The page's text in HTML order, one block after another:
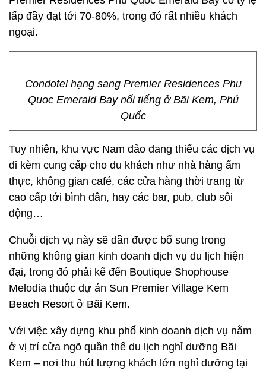
lấp đầy đạt tới 70-80%, trong đó rất nhiều khách
ngoại.
Condotel hạng sang Premier Residences Phu
Quoc Emerald Bay nổi tiếng ở Bãi Kem, Phú
Quốc
Tuy nhiên, khu vực Nam đảo đang thiếu các dịch vụ
đi kèm cung cấp cho du khách như nhà hàng ẩm
thực, không gian café, các cửa hàng thời trang từ
cao cấp tới bình dân, hay các bar, pub, club sôi
động…
Chuỗi dịch vụ này sẽ dần được bổ sung trong
những không gian kinh doanh dịch vụ du lịch hiện
đại, trong đó phải kể đến Boutique Shophouse
Melodia thuộc dự án Sun Premier Village Kem
Beach Resort ở Bãi Kem.
Với việc xây dựng khu phố kinh doanh dịch vụ nằm
ở vị trí cửa ngõ quần thể du lịch nghỉ dưỡng Bãi
Kem – nơi thu hút lượng khách lớn nghỉ dưỡng tại